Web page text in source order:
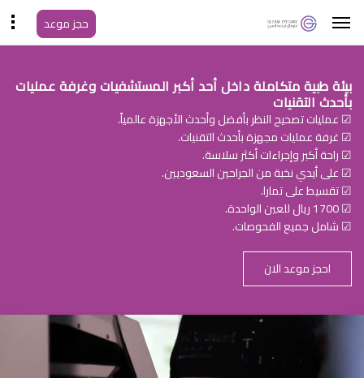
حجز موعد
بيئة طبية متكاملة داخل أحد أكبر المستشفيات وغرفة عمليات
بأحدث التقنيات
☑ عمليات تصحيح النظر بأفضل وأحدث الأجهزة عالمياً.
☑ غرفة عمليات مجهزة بأحدث التقنيات.
☑ راحة أكبر وإجراءات أكثر سلاسة.
☑ على أيدي نخبة من الجراحين السعوديين.
☑ تقسيط على تمارا.
☑ 1700 ريال للعين الواحدة.
☑ شامل جميع الفحوصات.
احجز موعد الان